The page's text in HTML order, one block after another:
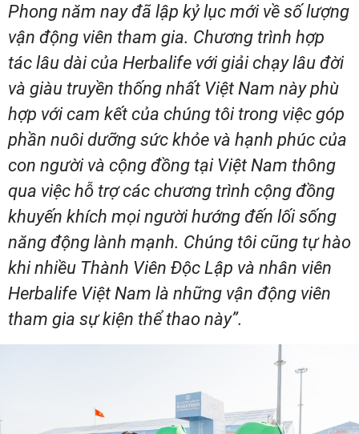
Phong năm nay đã lập kỷ lục mới về số lượng
vận động viên tham gia. Chương trình hợp
tác lâu dài của Herbalife với giải chạy lâu đời
và giàu truyền thống nhất Việt Nam này phù
hợp với cam kết của chúng tôi trong việc góp
phần nuôi dưỡng sức khỏe và hạnh phúc của
con người và cộng đồng tại Việt Nam thông
qua việc hỗ trợ các chương trình cộng đồng
khuyến khích mọi người hướng đến lối sống
năng động lành mạnh. Chúng tôi cũng tự hào
khi nhiều Thành Viên Độc Lập và nhân viên
Herbalife Việt Nam là những vận động viên
tham gia sự kiện thể thao này”.